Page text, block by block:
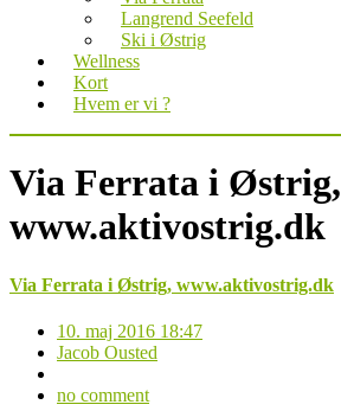
Langrend Seefeld
Ski i Østrig
Wellness
Kort
Hvem er vi ?
Via Ferrata i Østrig,
www.aktivostrig.dk
Via Ferrata i Østrig, www.aktivostrig.dk
10. maj 2016 18:47
Jacob Ousted
no comment